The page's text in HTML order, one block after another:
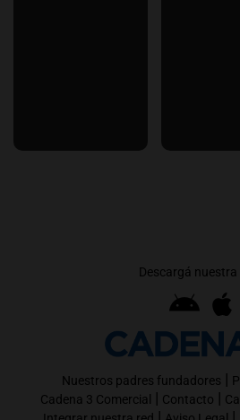
Descargá nuestra
Nuestros padres fundadores |
Cadena 3 Comercial | Contacto |